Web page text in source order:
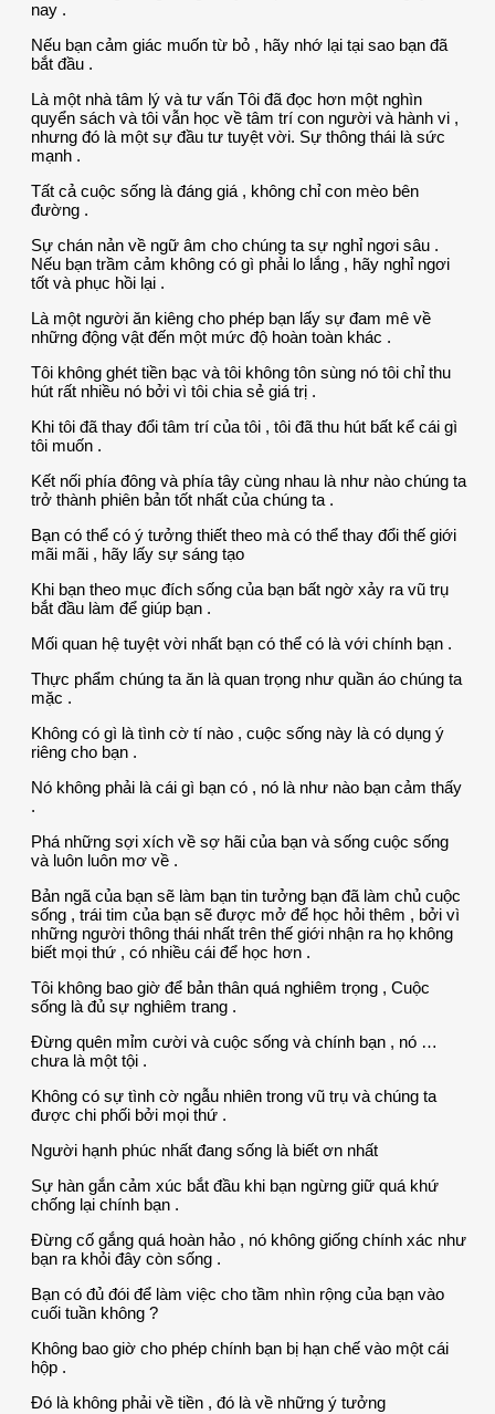
nay .
Nếu bạn cảm giác muốn từ bỏ , hãy nhớ lại tại sao bạn đã
bắt đầu .
Là một nhà tâm lý và tư vấn Tôi đã đọc hơn một nghìn
quyển sách và tôi vẫn học về tâm trí con người và hành vi ,
nhưng đó là một sự đầu tư tuyệt vời. Sự thông thái là sức
mạnh .
Tất cả cuộc sống là đáng giá , không chỉ con mèo bên
đường .
Sự chán nản về ngữ âm cho chúng ta sự nghỉ ngơi sâu .
Nếu bạn trầm cảm không có gì phải lo lắng , hãy nghỉ ngơi
tốt và phục hồi lại .
Là một người ăn kiêng cho phép bạn lấy sự đam mê về
những động vật đến một mức độ hoàn toàn khác .
Tôi không ghét tiền bạc và tôi không tôn sùng nó tôi chỉ thu
hút rất nhiều nó bởi vì tôi chia sẻ giá trị .
Khi tôi đã thay đổi tâm trí của tôi , tôi đã thu hút bất kể cái gì
tôi muốn .
Kết nối phía đông và phía tây cùng nhau là như nào chúng ta
trở thành phiên bản tốt nhất của chúng ta .
Bạn có thể có ý tưởng thiết theo mà có thể thay đổi thế giới
mãi mãi , hãy lấy sự sáng tạo
Khi bạn theo mục đích sống của bạn bất ngờ xảy ra vũ trụ
bắt đầu làm để giúp bạn .
Mối quan hệ tuyệt vời nhất bạn có thể có là với chính bạn .
Thực phẩm chúng ta ăn là quan trọng như quần áo chúng ta
mặc .
Không có gì là tình cờ tí nào , cuộc sống này là có dụng ý
riêng cho bạn .
Nó không phải là cái gì bạn có , nó là như nào bạn cảm thấy
.
Phá những sợi xích về sợ hãi của bạn và sống cuộc sống
và luôn luôn mơ về .
Bản ngã của bạn sẽ làm bạn tin tưởng bạn đã làm chủ cuộc
sống , trái tim của bạn sẽ được mở để học hỏi thêm , bởi vì
những người thông thái nhất trên thế giới nhận ra họ không
biết mọi thứ , có nhiều cái để học hơn .
Tôi không bao giờ để bản thân quá nghiêm trọng , Cuộc
sống là đủ sự nghiêm trang .
Đừng quên mỉm cười và cuộc sống và chính bạn , nó …
chưa là một tội .
Không có sự tình cờ ngẫu nhiên trong vũ trụ và chúng ta
được chi phối bởi mọi thứ .
Người hạnh phúc nhất đang sống là biết ơn nhất
Sự hàn gắn cảm xúc bắt đầu khi bạn ngừng giữ quá khứ
chống lại chính bạn .
Đừng cố gắng quá hoàn hảo , nó không giống chính xác như
bạn ra khỏi đây còn sống .
Bạn có đủ đói để làm việc cho tầm nhìn rộng của bạn vào
cuối tuần không ?
Không bao giờ cho phép chính bạn bị hạn chế vào một cái
hộp .
Đó là không phải về tiền , đó là về những ý tưởng